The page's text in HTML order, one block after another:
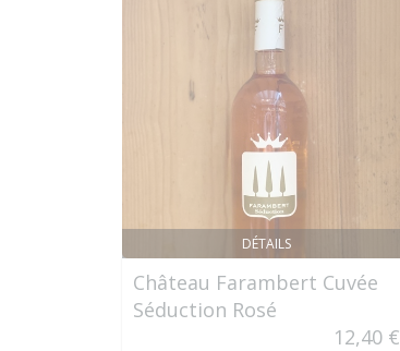
DÉTAILS
Château Farambert Cuvée
Séduction Rosé
12,40 €